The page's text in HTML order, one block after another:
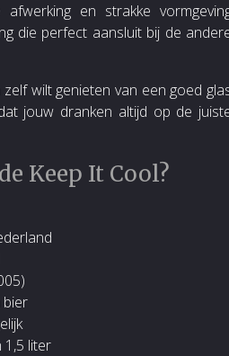
en strakke
die perfect aansluit bij de
wilt genieten van een goed
jouw dranken altijd op de
Keep It Cool?
bier
1,5 liter